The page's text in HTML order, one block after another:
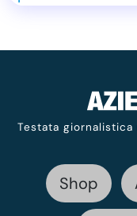
Testata
Shop